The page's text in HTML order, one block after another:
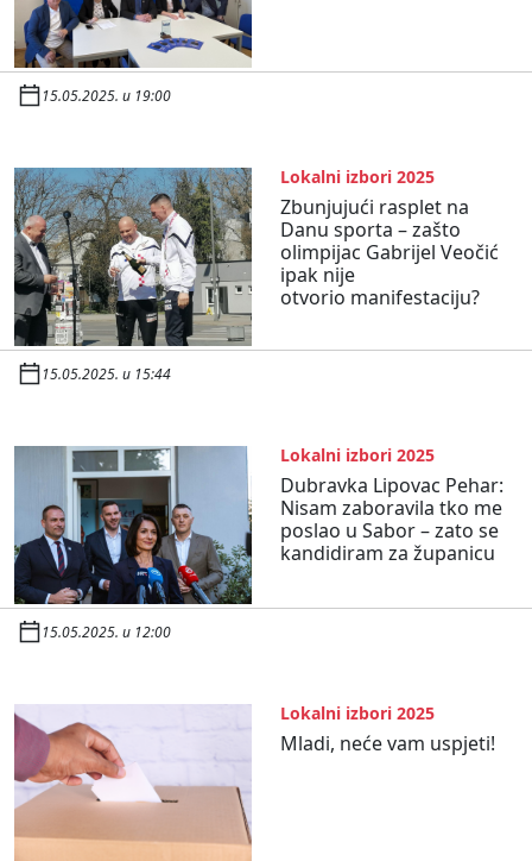
15.05.2025. u 19:00
Lokalni izbori 2025
Zbunjujući rasplet na
Danu sporta – zašto
olimpijac Gabrijel Veočić
ipak nije
otvorio manifestaciju?
15.05.2025. u 15:44
Lokalni izbori 2025
Dubravka Lipovac Pehar:
Nisam zaboravila tko me
poslao u Sabor – zato se
kandidiram za županicu
15.05.2025. u 12:00
Lokalni izbori 2025
Mladi, neće vam uspjeti!